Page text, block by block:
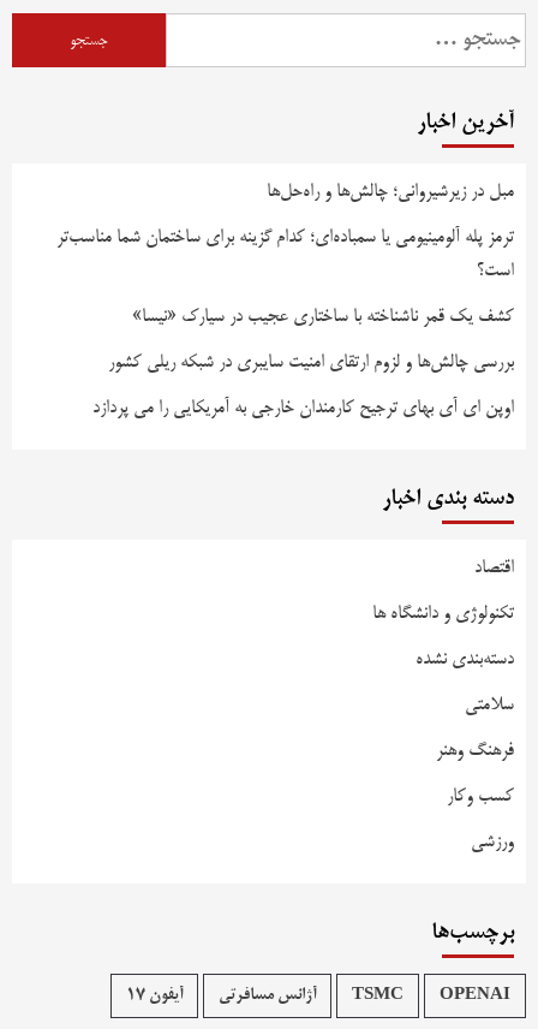
جستجو
برای:
آخرین اخبار
مبل در زیرشیروانی؛ چالش‌ها و راه‌حل‌ها
ترمز پله آلومینیومی یا سمباده‌ای؛ کدام گزینه برای ساختمان شما مناسب‌تر
است؟
کشف یک قمر ناشناخته با ساختاری عجیب در سیارک «نیسا»
بررسی چالش‌ها و لزوم ارتقای امنیت سایبری در شبکه ریلی کشور
اوپن ای آی بهای ترجیح کارمندان خارجی به آمریکایی را می پردازد
دسته بندی اخبار
اقتصاد
تکنولوژی و دانشگاه ها
دسته‌بندی نشده
سلامتی
فرهنگ وهنر
کسب وکار
ورزشی
برچسب‌ها
OPENAI
TSMC آژانس مسافرتی آیفون 17